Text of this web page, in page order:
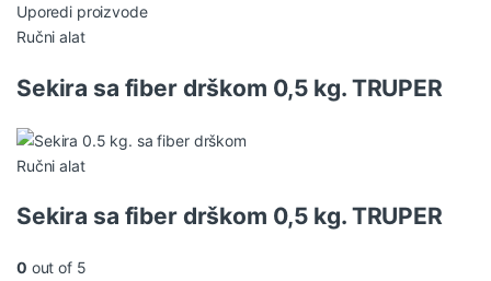
Uporedi proizvode
Ručni alat
Sekira sa fiber drškom 0,5 kg. TRUPER
Ručni alat
Sekira sa fiber drškom 0,5 kg. TRUPER
0 out of 5